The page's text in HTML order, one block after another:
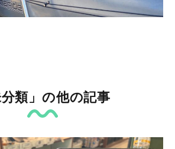
分類」の他の記事